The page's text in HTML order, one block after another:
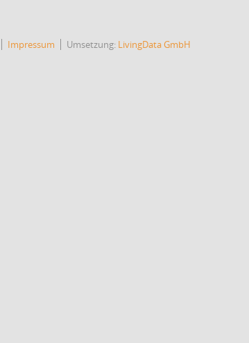
Impressum Umsetzung: LivingData GmbH